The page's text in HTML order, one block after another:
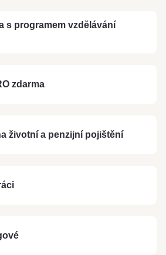
s programem vzdělávání
zdarma
životní a penzijní pojištění